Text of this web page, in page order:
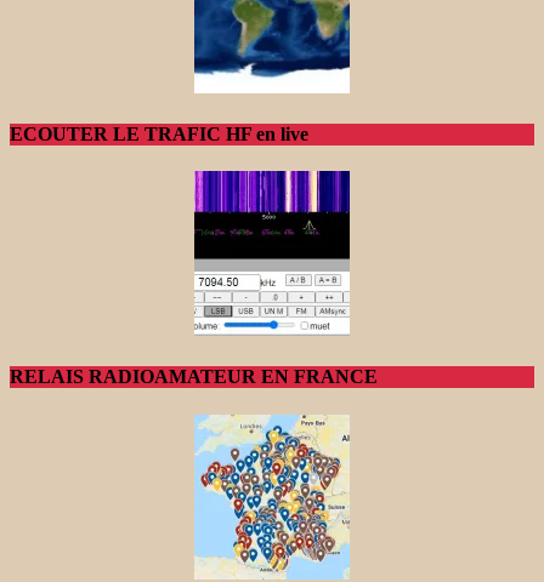
ECOUTER LE TRAFIC HF en live
RELAIS RADIOAMATEUR EN FRANCE